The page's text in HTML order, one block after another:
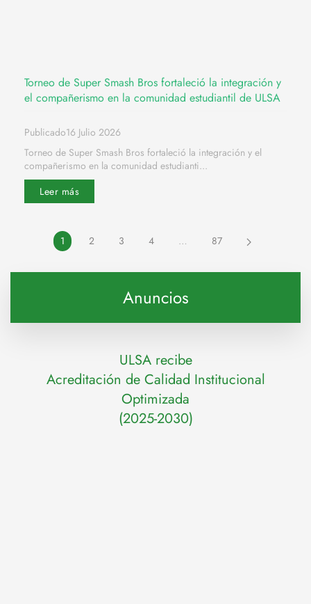
Torneo de Super Smash Bros fortaleció la integración y
el compañerismo en la comunidad estudiantil de ULSA
Publicado16 Julio 2026
Torneo de Super Smash Bros fortaleció la integración y el
compañerismo en la comunidad estudianti...
Leer más
1 2 3 4 … 87
Anuncios
ULSA recibe
Acreditación de Calidad Institucional
Optimizada
(2025-2030)